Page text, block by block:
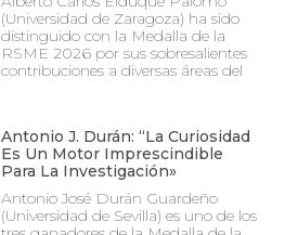
(Universidad de Zaragoza) ha sido
distinguido con la Medalla de la
RSME 2026 por sus sobresalientes
contribuciones a diversas áreas del
Antonio J. Durán: “La Curiosidad
Es Un Motor Imprescindible
Para La Investigación»
Antonio José Durán Guardeño
(Universidad de Sevilla) es uno de los